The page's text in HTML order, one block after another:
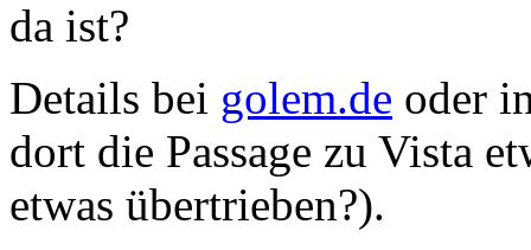
da ist?
Details bei golem.de oder
dort die Passage zu Vista
etwas übertrieben?).